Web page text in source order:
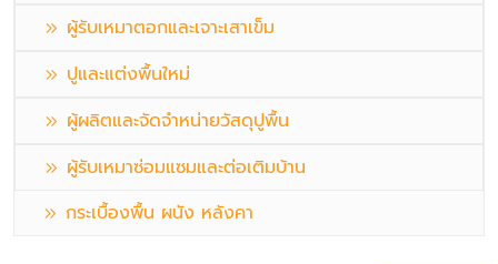
ผู้รับเหมาตอกและเจาะเสาเข็ม
ปูและแต่งพื้นใหม่
ผู้ผลิตและจัดจำหน่ายวัสดุปูพื้น
ผู้รับเหมาซ่อมแซมและต่อเติมบ้าน
กระเบื้องพื้น ผนัง หลังคา